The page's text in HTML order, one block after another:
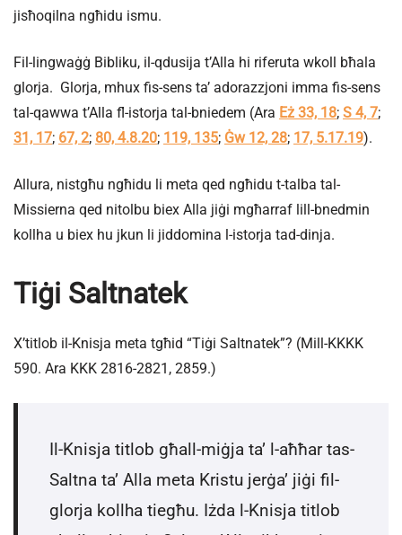
jisħoqilna ngħidu ismu.
Fil-lingwaġġ Bibliku, il-qdusija t’Alla hi riferuta wkoll bħala
glorja. Glorja, mhux fis-sens ta’ adorazzjoni imma fis-sens
tal-qawwa t’Alla fl-istorja tal-bniedem (Ara Eż 33, 18; S 4, 7;
31, 17; 67, 2; 80, 4.8.20; 119, 135; Ġw 12, 28; 17, 5.17.19).
Allura, nistgħu ngħidu li meta qed ngħidu t-talba tal-
Missierna qed nitolbu biex Alla jiġi mgħarraf lill-bnedmin
kollha u biex hu jkun li jiddomina l-istorja tad-dinja.
Tiġi Saltnatek
X’titlob il-Knisja meta tgħid “Tiġi Saltnatek”? (Mill-KKKK
590. Ara KKK 2816-2821, 2859.)
Il-Knisja titlob għall-miġja ta’ l-aħħar tas-
Saltna ta’ Alla meta Kristu jerġa’ jiġi fil-
glorja kollha tiegħu. Iżda l-Knisja titlob